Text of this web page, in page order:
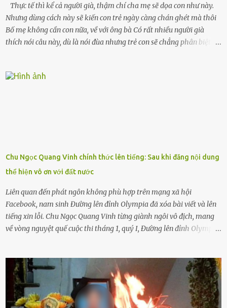
Thực tế thì kể cả người già, thậm chí cha mẹ sẽ dọa con như này.
Nhưng dùng cách này sẽ kiến con trẻ ngày càng chán ghét mà thôi
Bố mẹ không cần con nữa, về với ông bà Có rất nhiều người già
thích nói câu này, dù là nói đùa nhưng trẻ con sẽ chẳng phân biệt
khuyên nhủ con thật cẩn thận. Nếu cháu không nghe lời, cảnh sát
để được giúp đỡ thì có thể sẽ bỏ lỡ cơ hội và gặp nguy hiểm. Trẻ con
có biết gì đâu Nhiều người cứ coi trẻ còn nhỏ nên dù có phạm sai
lầm, thì họ cũng không trách mắng. Nhưng nếu người lớn tuổi
không dạy con cẩn...
Chu Ngọc Quang Vinh chính thức lên tiếng: Sau khi đăng nội dung
thể hiện vô ơn với đất nước
Liên quan đến phát ngôn không phù hợp trên mạng xã hội
Facebook, nam sinh Đường lên đỉnh Olympia đã xóa bài viết và lên
tiếng xin lỗi. Chu Ngọc Quang Vinh từng giành ngôi vô địch, mang
về vòng nguyệt quế cuộc thi tháng 1, quý I, Đường lên đỉnh Olympia.
chưa phù hợp, gây xôn xao, bức xúc trong dư luận. Ngay sau đó,
Trường THPT Chuyên Nguyễn Tất Thành báo cáo xác nhận tài
khoản Chu Vinh là của học sinh Chu Ngọc Quang Vinh, lớp 12 Anh
của nhà trường. Nam sinh này từng giành ngôi vô địch, mang về